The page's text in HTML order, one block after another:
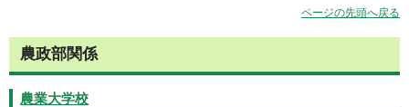
ページの先頭へ戻る
農政部関係
農業大学校